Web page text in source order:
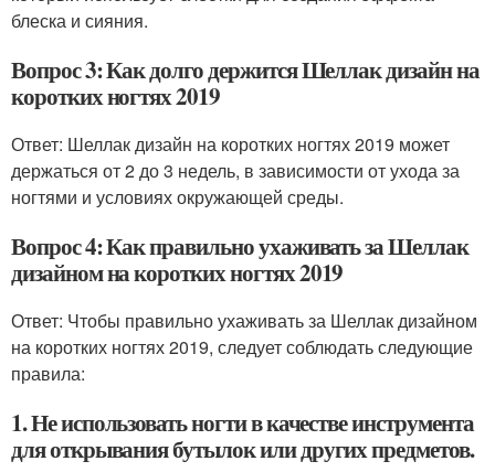
блеска и сияния.
Вопрос 3: Как долго держится Шеллак дизайн на
коротких ногтях 2019
Ответ: Шеллак дизайн на коротких ногтях 2019 может
держаться от 2 до 3 недель, в зависимости от ухода за
ногтями и условиях окружающей среды.
Вопрос 4: Как правильно ухаживать за Шеллак
дизайном на коротких ногтях 2019
Ответ: Чтобы правильно ухаживать за Шеллак дизайном
на коротких ногтях 2019, следует соблюдать следующие
правила:
1. Не использовать ногти в качестве инструмента
для открывания бутылок или других предметов.